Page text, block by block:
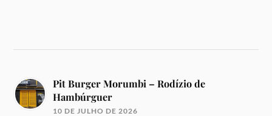
Pit Burger Morumbi – Rodízio de
Hambúrguer
10 DE JULHO DE 2026